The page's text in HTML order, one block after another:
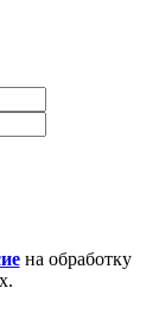
на обработку